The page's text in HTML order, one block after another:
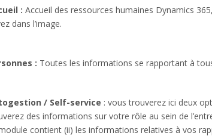
: Accueil des ressources humaines Dynamics
dans l’image.
: Toutes les informations se rapportant à
/ Self-service : vous trouverez ici deux
des informations sur votre rôle au sein de
contient (ii) les informations relatives à vos